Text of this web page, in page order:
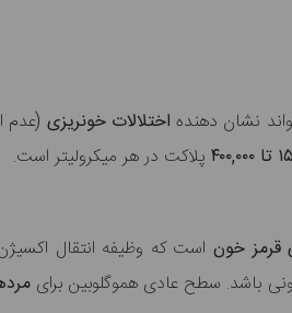
نشان دهنده اختلالات خونریزی (عدم
پلاکت در هر میکرولیتر است.
قرمز خوناست که وظیفه انتقال
باشد. سطح عادی هموگلوبین برای مردها ۱۴ الی